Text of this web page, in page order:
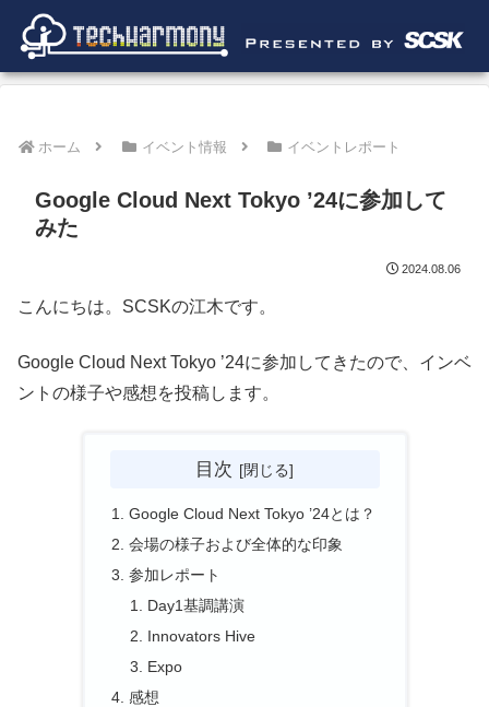
ホーム イベント情報 イベントレポート
Google Cloud Next Tokyo ’24に参加して
みた
2024.08.06
こんにちは。SCSKの江木です。
Google Cloud Next Tokyo ’24に参加してきたので、インベ
ントの様子や感想を投稿します。
目次
Google Cloud Next Tokyo ’24とは？
会場の様子および全体的な印象
参加レポート
Day1基調講演
Innovators Hive
Expo
感想